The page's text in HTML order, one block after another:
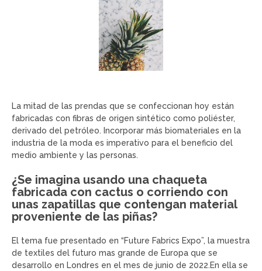
La mitad de las prendas que se confeccionan hoy están
fabricadas con fibras de origen sintético como poliéster,
derivado del petróleo. Incorporar más biomateriales en la
industria de la moda es imperativo para el beneficio del
medio ambiente y las personas.
¿Se imagina usando una chaqueta
fabricada con cactus o corriendo con
unas zapatillas que contengan material
proveniente de las piñas?
El tema fue presentado en “Future Fabrics Expo”, la muestra
de textiles del futuro mas grande de Europa que se
desarrollo en Londres en el mes de junio de 2022.En ella se